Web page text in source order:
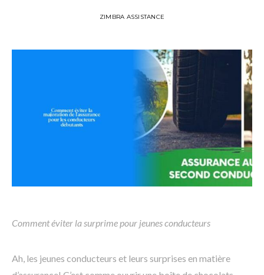
ZIMBRA ASSISTANCE
Comment éviter la surprime pour jeunes conducteurs
Ah, les jeunes conducteurs et leurs surprises en matière